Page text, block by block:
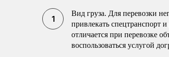
Вид груза. Для перевозки
привлекать спецтранспорт
отличается при перевозке
воспользоваться услугой